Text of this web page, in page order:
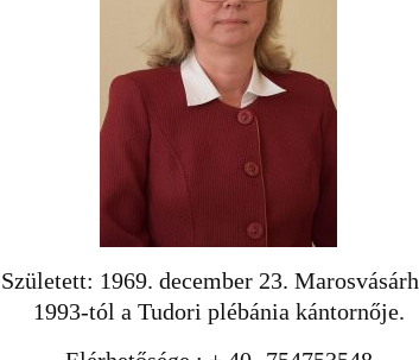
Született: 1969. december 23.
1993-tól a Tudori plébánia kántornője.